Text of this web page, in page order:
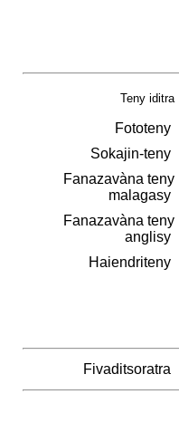
Teny iditra
Fototeny
Sokajin-teny
Fanazavàna teny
malagasy
Fanazavàna teny
anglisy
Haiendriteny
Fivaditsoratra